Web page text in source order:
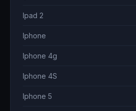
Ipad 2
Iphone
Iphone 4g
Iphone 4S
Iphone 5